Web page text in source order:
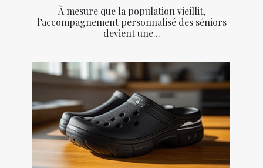
À mesure que la population vieillit,
l’accompagnement personnalisé des séniors
devient une...